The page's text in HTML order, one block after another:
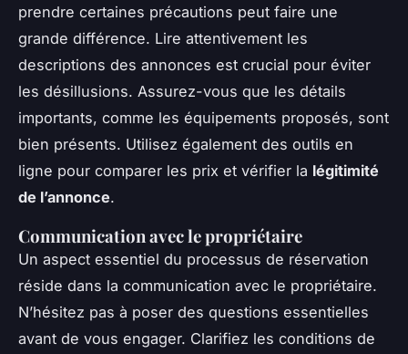
prendre certaines précautions peut faire une
grande différence. Lire attentivement les
descriptions des annonces est crucial pour éviter
les désillusions. Assurez-vous que les détails
importants, comme les équipements proposés, sont
bien présents. Utilisez également des outils en
ligne pour comparer les prix et vérifier la légitimité
de l’annonce.
Communication avec le propriétaire
Un aspect essentiel du processus de réservation
réside dans la communication avec le propriétaire.
N’hésitez pas à poser des questions essentielles
avant de vous engager. Clarifiez les conditions de